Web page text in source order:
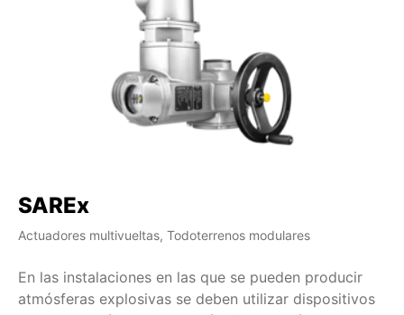
SAREx
Actuadores multivueltas, Todoterrenos modulares
En las instalaciones en las que se pueden producir
atmósferas explosivas se deben utilizar dispositivos